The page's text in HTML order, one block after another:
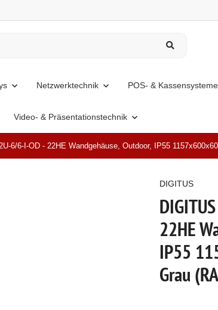
Netzwerktechnik POS- & Kassensysteme
Video- & Präsentationstechnik
6/6-I-OD - 22HE Wandgehäuse, Outdoor, IP55
22HE
IP55
Grau
DIGITUS